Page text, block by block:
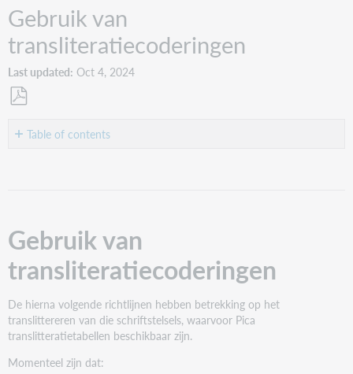
Gebruik van
transliteratiecoderingen
Last updated Oct 4, 2024
as Table of contents
Algemene
Richtlijnen
Invoer
Specifieke
Richtlijnen
Ingangen
TITELS
Gebruik van
transliteratiecoderingen
De hierna volgende richtlijnen hebben betrekking op het
translittereren van die schriftstelsels, waarvoor Pica
translitteratietabellen beschikbaar zijn.
Momenteel zijn dat: